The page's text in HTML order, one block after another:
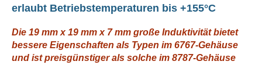
erlaubt Betriebstemperaturen bis +155°C
Die 19 mm x 19 mm x 7 mm große Induktivität bietet
bessere Eigenschaften als Typen im 6767-Gehäuse
und ist preisgünstiger als solche im 8787-Gehäuse